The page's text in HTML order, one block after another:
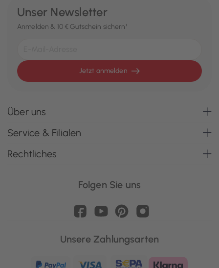
Unser Newsletter
Anmelden & 10 € Gutschein sichern¹
Jetzt anmelden
Über uns
Service & Filialen
Rechtliches
Folgen Sie uns
Unsere Zahlungsarten